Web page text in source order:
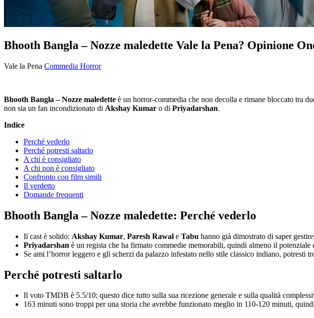
Bhooth Bangla – Nozze maledette Vale la Pena? Opinione
Vale la Pena Commedia Horror
Bhooth Bangla – Nozze maledette è un horror-commedia che non decolla e rimane bloccato tra
non sia un fan incondizionato di Akshay Kumar o di Priyadarshan.
Indice
Perché vederlo
Perché potresti saltarlo
A chi è consigliato
A chi non è consigliato
Confronto con film simili
Il verdetto
Domande frequenti
Bhooth Bangla – Nozze maledette: Perché vederlo
Il cast è solido: Akshay Kumar, Paresh Rawal e Tabu hanno già dimostrato di saper
Priyadarshan è un regista che ha firmato commedie memorabili, quindi almeno il potenziale
Se ami l’horror leggero e gli scherzi da palazzo infestato nello stile classico indiano, potresti
Perché potresti saltarlo
Il voto TMDB è 5.5/10: questo dice tutto sulla sua ricezione generale e sulla qualità
163 minuti sono troppi per una storia che avrebbe funzionato meglio in 110-120 minuti,